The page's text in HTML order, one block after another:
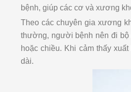
bệnh, giúp các cơ và xương
Theo các chuyên gia xương
thường, người bệnh nên đi bộ
hoặc chiều. Khi cảm thấy
dài.